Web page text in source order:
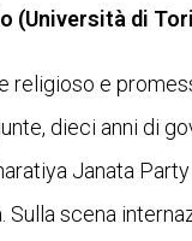
(Università di
religioso e
dieci anni di
Janata Party
Sulla scena